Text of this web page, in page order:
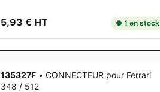
5,93 € HT ● 1 en stock
135327F • CONNECTEUR pour Ferrari
348 / 512